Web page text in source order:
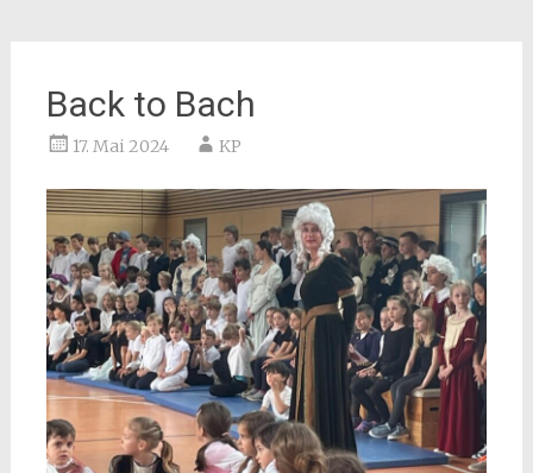
Back to Bach
17. Mai 2024 KP